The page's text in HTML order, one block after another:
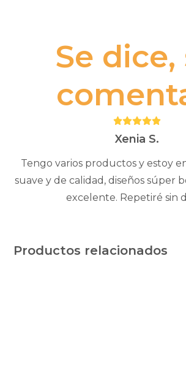
Se dice,
Puntuación:
5Xenia S.
Tengo varios productos y estoy
suave y de calidad, diseños súper
excelente. Repetiré sin
Productos relacionados